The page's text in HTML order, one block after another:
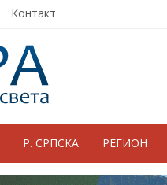
Контакт
Р. СРПСКА РЕГИОН